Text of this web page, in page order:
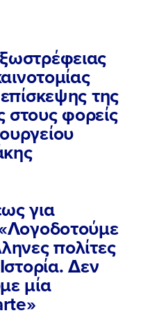
της
φορείς
για
πολίτες
Δεν
μία